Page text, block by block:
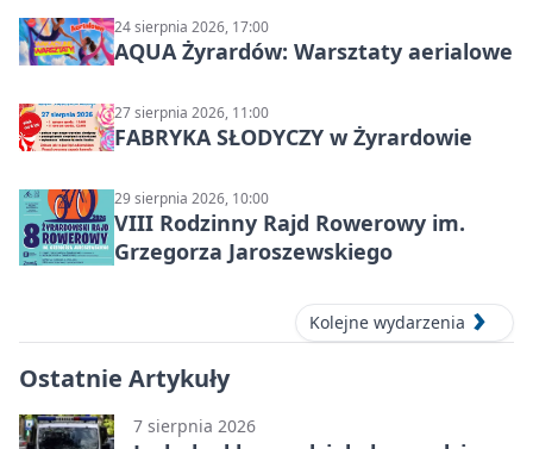
24 sierpnia 2026, 17:00
AQUA Żyrardów: Warsztaty aerialowe
27 sierpnia 2026, 11:00
FABRYKA SŁODYCZY w Żyrardowie
29 sierpnia 2026, 10:00
VIII Rodzinny Rajd Rowerowy im.
Grzegorza Jaroszewskiego
Kolejne wydarzenia
Ostatnie Artykuły
7 sierpnia 2026